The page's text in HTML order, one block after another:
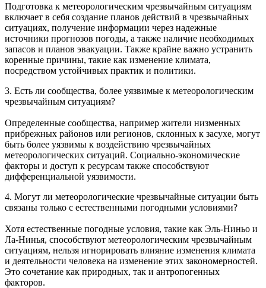
Подготовка к метеорологическим чрезвычайным ситуациям
включает в себя создание планов действий в чрезвычайных
ситуациях, получение информации через надежные
источники прогнозов погоды, а также наличие необходимых
запасов и планов эвакуации. Также крайне важно устранить
коренные причины, такие как изменение климата,
посредством устойчивых практик и политики.
3. Есть ли сообщества, более уязвимые к метеорологическим
чрезвычайным ситуациям?
Определенные сообщества, например жители низменных
прибрежных районов или регионов, склонных к засухе, могут
быть более уязвимы к воздействию чрезвычайных
метеорологических ситуаций. Социально-экономические
факторы и доступ к ресурсам также способствуют
дифференциальной уязвимости.
4. Могут ли метеорологические чрезвычайные ситуации быть
связаны только с естественными погодными условиями?
Хотя естественные погодные условия, такие как Эль-Ниньо и
Ла-Нинья, способствуют метеорологическим чрезвычайным
ситуациям, нельзя игнорировать влияние изменения климата
и деятельности человека на изменение этих закономерностей.
Это сочетание как природных, так и антропогенных
факторов.